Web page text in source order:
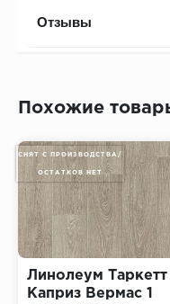
Отзывы
Похожие
СНЯТ С ПРОИЗВОДСТВА/
ОСТАТКОВ НЕТ
Линолеум Таркетт
Каприз Вермас 1